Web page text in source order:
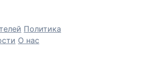
Политика
О нас